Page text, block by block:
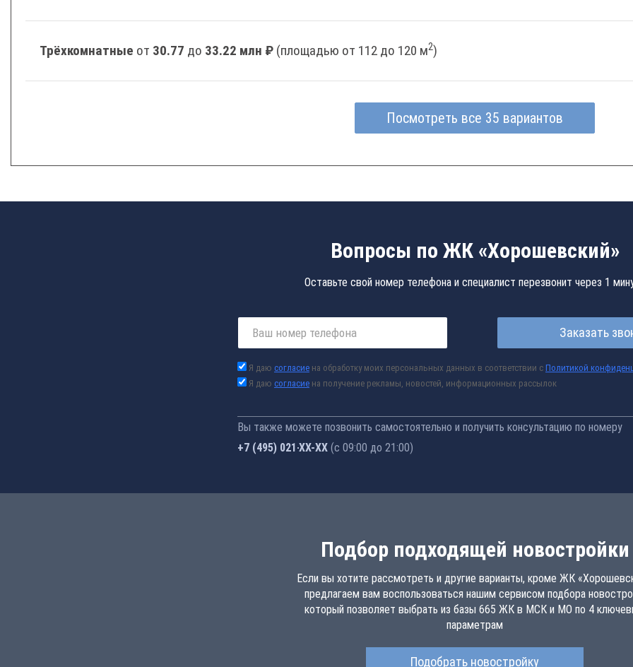
Трёхкомнатные от 30.77 до 33.22 млн ₽ (площадью от 112 до 120 м2)
Посмотреть все 35 вариантов
Вопросы по ЖК «Хорошевский»
Оставьте свой номер телефона и специалист перезвонит через 1
Заказать
Я даю согласие на обработку моих персональных данных в соответствии с Политикой
Я даю согласие на получение рекламы, новостей, информационных рассылок
Вы также можете позвонить самостоятельно и получить консультацию по номеру
+7 (495) 021-41-76 (с 09:00 до 21:00)
Подбор подходящей новостройки
Если вы хотите рассмотреть и другие варианты, кроме ЖК
предлагаем вам воспользоваться нашим сервисом подбора
который позволяет выбрать из базы 665 ЖК в МСК и МО по 4
параметрам
Подобрать новостройку